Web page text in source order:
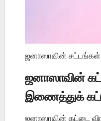
ஜனாஸாவின் சட்டங்கள்
ஜனாஸாவின்
இணைத்துக்
ஜனாஸாவின் கட்டை